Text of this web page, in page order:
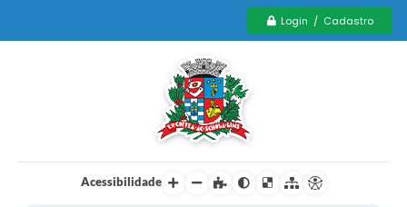
Login / Cadastro
Acessibilidade